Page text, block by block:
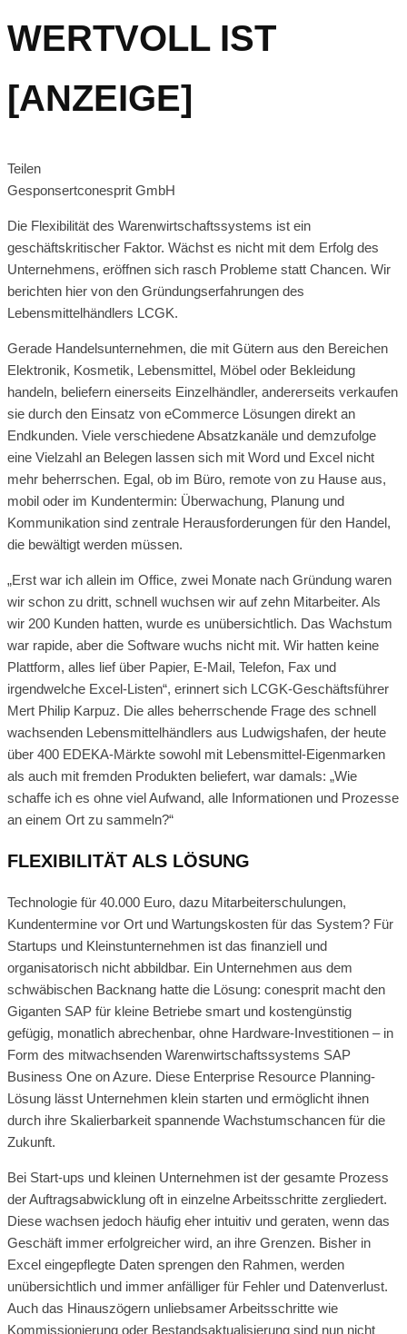
WERTVOLL IST
[ANZEIGE]
Teilen
Gesponsertconesprit GmbH
Die Flexibilität des Warenwirtschaftssystems ist ein
geschäftskritischer Faktor. Wächst es nicht mit dem Erfolg des
Unternehmens, eröffnen sich rasch Probleme statt Chancen. Wir
berichten hier von den Gründungserfahrungen des
Lebensmittelhändlers LCGK.
Gerade Handelsunternehmen, die mit Gütern aus den Bereichen
Elektronik, Kosmetik, Lebensmittel, Möbel oder Bekleidung
handeln, beliefern einerseits Einzelhändler, andererseits verkaufen
sie durch den Einsatz von eCommerce Lösungen direkt an
Endkunden. Viele verschiedene Absatzkanäle und demzufolge
eine Vielzahl an Belegen lassen sich mit Word und Excel nicht
mehr beherrschen. Egal, ob im Büro, remote von zu Hause aus,
mobil oder im Kundentermin: Überwachung, Planung und
Kommunikation sind zentrale Herausforderungen für den Handel,
die bewältigt werden müssen.
„Erst war ich allein im Office, zwei Monate nach Gründung waren
wir schon zu dritt, schnell wuchsen wir auf zehn Mitarbeiter. Als
wir 200 Kunden hatten, wurde es unübersichtlich. Das Wachstum
war rapide, aber die Software wuchs nicht mit. Wir hatten keine
Plattform, alles lief über Papier, E-Mail, Telefon, Fax und
irgendwelche Excel-Listen“, erinnert sich LCGK-Geschäftsführer
Mert Philip Karpuz. Die alles beherrschende Frage des schnell
wachsenden Lebensmittelhändlers aus Ludwigshafen, der heute
über 400 EDEKA-Märkte sowohl mit Lebensmittel-Eigenmarken
als auch mit fremden Produkten beliefert, war damals: „Wie
schaffe ich es ohne viel Aufwand, alle Informationen und Prozesse
an einem Ort zu sammeln?“
FLEXIBILITÄT ALS LÖSUNG
Technologie für 40.000 Euro, dazu Mitarbeiterschulungen,
Kundentermine vor Ort und Wartungskosten für das System? Für
Startups und Kleinstunternehmen ist das finanziell und
organisatorisch nicht abbildbar. Ein Unternehmen aus dem
schwäbischen Backnang hatte die Lösung: conesprit macht den
Giganten SAP für kleine Betriebe smart und kostengünstig
gefügig, monatlich abrechenbar, ohne Hardware-Investitionen – in
Form des mitwachsenden Warenwirtschaftssystems SAP
Business One on Azure. Diese Enterprise Resource Planning-
Lösung lässt Unternehmen klein starten und ermöglicht ihnen
durch ihre Skalierbarkeit spannende Wachstumschancen für die
Zukunft.
Bei Start-ups und kleinen Unternehmen ist der gesamte Prozess
der Auftragsabwicklung oft in einzelne Arbeitsschritte zergliedert.
Diese wachsen jedoch häufig eher intuitiv und geraten, wenn das
Geschäft immer erfolgreicher wird, an ihre Grenzen. Bisher in
Excel eingepflegte Daten sprengen den Rahmen, werden
unübersichtlich und immer anfälliger für Fehler und Datenverlust.
Auch das Hinauszögern unliebsamer Arbeitsschritte wie
Kommissionierung oder Bestandsaktualisierung sind nun nicht